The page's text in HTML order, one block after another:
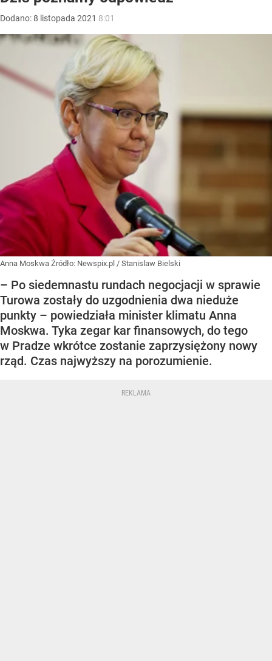
Dodano:8 listopada 2021 8:01
Anna Moskwa Źródło: Newspix.pl / Stanislaw Bielski
– Po siedemnastu rundach negocjacji w sprawie
Turowa zostały do uzgodnienia dwa nieduże
punkty – powiedziała minister klimatu Anna
Moskwa. Tyka zegar kar finansowych, do tego
w Pradze wkrótce zostanie zaprzysiężony nowy
rząd. Czas najwyższy na porozumienie.